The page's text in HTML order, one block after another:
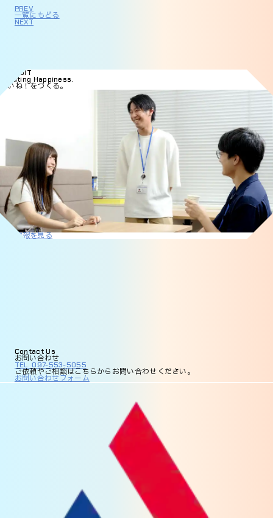
PREV
一覧にもどる
NEXT
RECRUIT
Creating Happiness.
いいね！をつくる。
採用情報を見る
ContactUs
お問い合わせ
TEL. 097-553-5055
ご依頼やご相談はこちらからお問い合わせください。
お問い合わせフォーム